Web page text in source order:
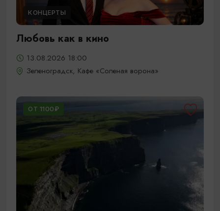
КОНЦЕРТЫ
Любовь как в кино
13.08.2026 18:00
Зеленоградск, Кафе «Соленая ворона»
ОТ 1100₽